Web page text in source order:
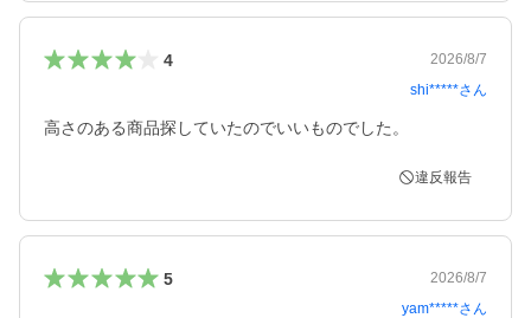
4
2026/8/7
shi*****さん
違反報告
5
2026/8/7
yam*****さん